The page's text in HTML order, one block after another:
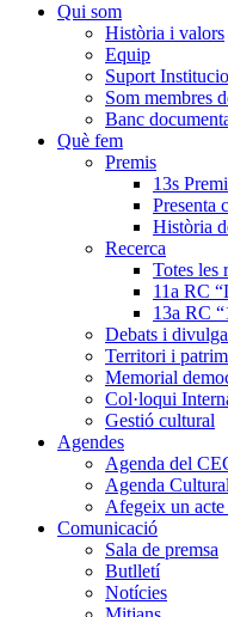
Qui som
Història i valors
Equip
Suport
Som membres
Banc
Què fem
Premis
13s
Presenta
Història
Recerca
Totes les
11a RC
13a RC
Debats i
Territori i
Memorial
Col·loqui
Gestió cultural
Agendes
Agenda del
Agenda Cultural
Afegeix un acte
Comunicació
Sala de premsa
Butlletí
Notícies